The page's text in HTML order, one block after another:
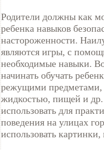
Родители должны как
ребенка навыков
настороженности.
являются игры, с
необходимые навыки.
начинать обучать
режущими предметами,
жидкостью, пищей и др.
использовать для
поведения на улицах
использовать